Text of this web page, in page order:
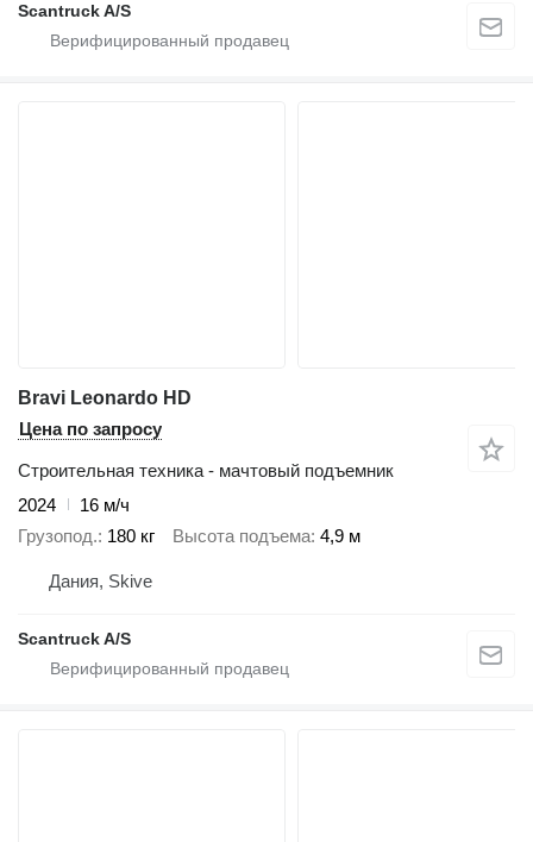
Scantruck A/S
Bravi Leonardo HD
Цена по запросу
Строительная техника - мачтовый подъемник
2024
16 м/ч
Грузопод. 180 кг Высота подъема 4,9 м
Дания, Skive
Scantruck A/S